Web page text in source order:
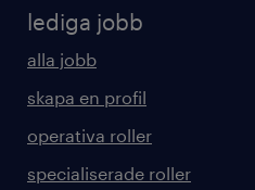
lediga jobb
alla jobb
skapa en profil
operativa roller
specialiserade roller